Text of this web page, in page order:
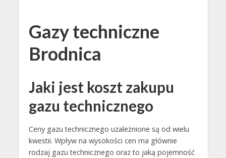
Gazy techniczne
Brodnica
Jaki jest koszt zakupu
gazu technicznego
Ceny gazu technicznego uzależnione są od wielu
kwestii. Wpływ na wysokości cen ma głównie
rodzaj gazu technicznego oraz to jaką pojemność